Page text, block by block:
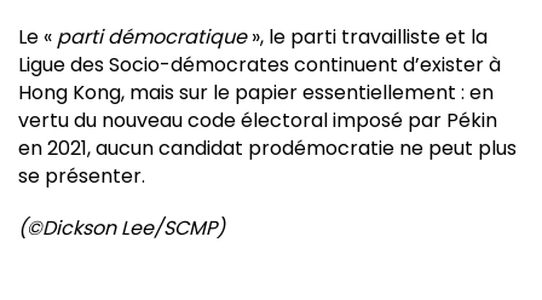
Le « parti démocratique», le parti travailliste et la
Ligue des Socio-démocrates continuent d’exister à
Hong Kong, mais sur le papier essentiellement : en
vertu du nouveau code électoral imposé par Pékin
en 2021, aucun candidat prodémocratie ne peut plus
se présenter.
(©Dickson Lee/SCMP)